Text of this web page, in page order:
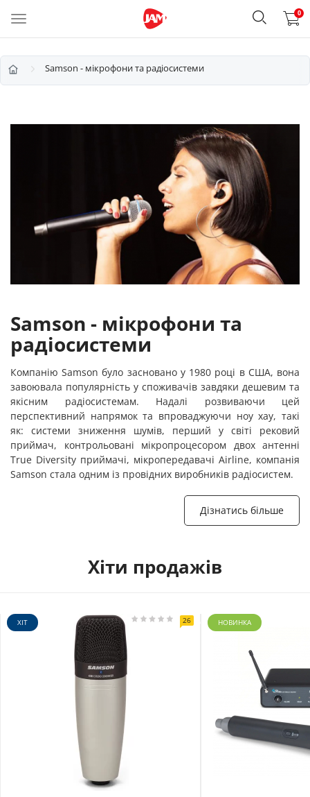
0
Samson - мікрофони та радіосистеми
Samson - мікрофони та
радіосистеми
Компанію Samson було засновано у 1980 році в США, вона
завоювала популярність у споживачів завдяки дешевим та
якісним радіосистемам. Надалі розвиваючи цей
перспективний напрямок та впроваджуючи ноу хау, такі
як: системи зниження шумів, перший у світі рековий
приймач, контрольовані мікропроцесором двох антенні
True Diversity приймачі, мікропередавачі Airline, компанія
Samson стала одним із провідних виробників радіосистем.
Дізнатись більше
Хіти продажів
26
ХІТ НОВИНКА